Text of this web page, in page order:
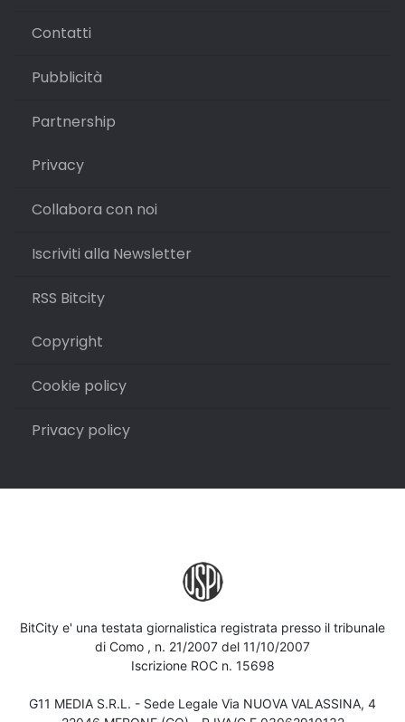
Contatti
Pubblicità
Partnership
Privacy
Collabora con noi
Iscriviti alla Newsletter
RSS Bitcity
Copyright
Cookie policy
Privacy policy
BitCity e' una testata giornalistica registrata presso il tribunale
di Como , n. 21/2007 del 11/10/2007
Iscrizione ROC n. 15698
G11 MEDIA S.R.L. - Sede Legale Via NUOVA VALASSINA, 4